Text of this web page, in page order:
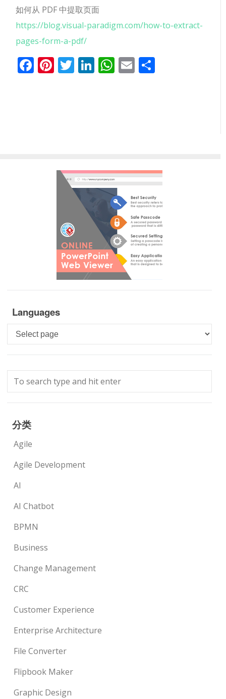
如何从 PDF 中提取页面
https://blog.visual-paradigm.com/how-to-extract-
pages-form-a-pdf/
Facebook
Pinterest
Twitter
LinkedIn
WhatsApp
Email
Languages
Languages
分类
Agile
Agile Development
AI
AI Chatbot
BPMN
Business
Change Management
CRC
Customer Experience
Enterprise Architecture
File Converter
Flipbook Maker
Graphic Design